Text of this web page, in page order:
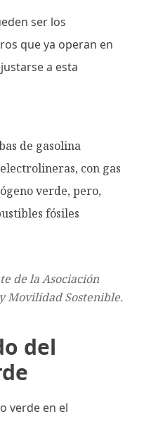
ser los
que ya operan en
a esta
de gasolina
con gas
verde, pero,
fósiles
de la Asociación
Movilidad Sostenible.
del
verde en el